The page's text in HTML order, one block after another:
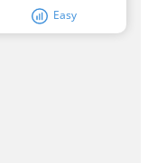
Easy